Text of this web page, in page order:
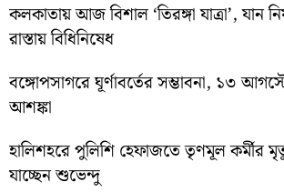
কলকাতায় আজ বিশাল ‘তিরঙ্গা যাত্রা’, যান
রাস্তায় বিধিনিষেধ
বঙ্গোপসাগরে ঘূর্ণাবর্তের সম্ভাবনা, ১৩
আশঙ্কা
হালিশহরে পুলিশি হেফাজতে তৃণমূল কর্মীর
যাচ্ছেন শুভেন্দু